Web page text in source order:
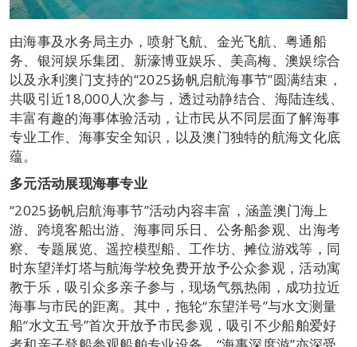
由海事及水务局主办，喷射飞航、金光飞航、粤通船
务、银河娱乐集团、新濠博亚娱乐、美高梅、澳娱综合
以及永利澳门支持的“2025扬帆启航海事节”圆满结束，
共吸引近18,000人次参与，透过动静结合、海陆连线、
丰富有趣的海事体验活动，让市民从不同层面了解海事
专业工作、海事安全知识，以及澳门独特的航海文化底
蕴。
多元活动展现海事专业
“2025扬帆启航海事节”活动内容丰富，涵盖澳门海上
游、跨境客船出游、海事同乐日、公务船参观、出海考
察、专题展览、遥控模型船、工作坊、摊位游戏等，同
时东望洋灯塔与航海学校免费开放予公众参观，活动寓
教于乐，吸引众多亲子参与，现场气氛热闹，成功拉近
海事与市民的距离。其中，拖轮“东望洋号”与水文测量
船“水文五号”首次开放予市民参观，吸引不少船舶爱好